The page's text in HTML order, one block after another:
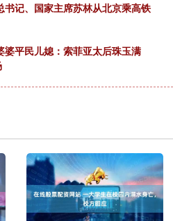
书记、国家主席苏林从北京乘高铁
婆平民儿媳：索菲亚太后珠玉满